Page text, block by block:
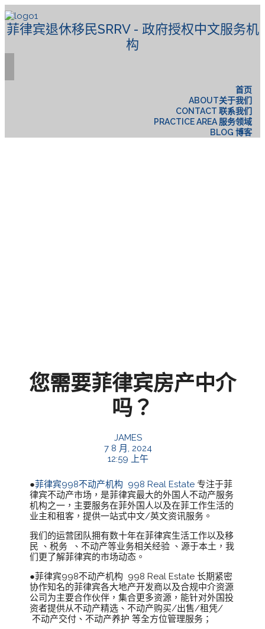
菲律宾退休移民SRRV - 政府授权中文服务机
构
首页
ABOUT关于我们
CONTACT 联系我们
PRACTICE AREA 服务领域
BLOG 博客
您需要菲律宾房产中介
吗？
JAMES
7 8 月, 2024
12:59 上午
●菲律宾998不动产机构 998 Real Estate 专注于菲
律宾不动产市场，是菲律宾最大的外国人不动产服务
机构之一，主要服务在菲外国人以及在菲工作生活的
业主和租客，提供一站式中文/英文资讯服务。
我们的运营团队拥有数十年在菲律宾生活工作以及移
民 、税务 、不动产等业务相关经验 、源于本土，我
们更了解菲律宾的市场动态。
●菲律宾998不动产机构 998 Real Estate 长期紧密
协作知名的菲律宾各大地产开发商以及合规中介资源
公司为主要合作伙伴，集合更多资源，能针对外国投
资者提供从不动产精选、不动产购买/出售/租凭/
不动产交付、不动产养护 等全方位管理服务；